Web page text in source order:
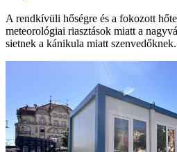
A rendkívüli hőségre és a fokozott
meteorológiai riasztások miatt a
sietnek a kánikula miatt szenvedőknek.